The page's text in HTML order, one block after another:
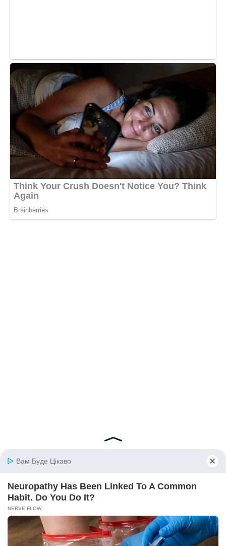
© 2026 iBilingua
Політика конфіденційності та умови користування
сайтом (Privacy Policy)